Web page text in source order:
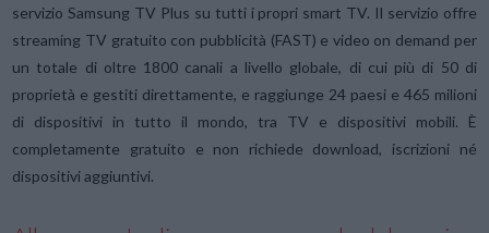
servizio Samsung TV Plus su tutti i propri smart TV. Il servizio offre
streaming TV gratuito con pubblicità (FAST) e video on demand per
un totale di oltre 1800 canali a livello globale, di cui più di 50 di
proprietà e gestiti direttamente, e raggiunge 24 paesi e 465 milioni
di dispositivi in tutto il mondo, tra TV e dispositivi mobili. È
completamente gratuito e non richiede download, iscrizioni né
dispositivi aggiuntivi.